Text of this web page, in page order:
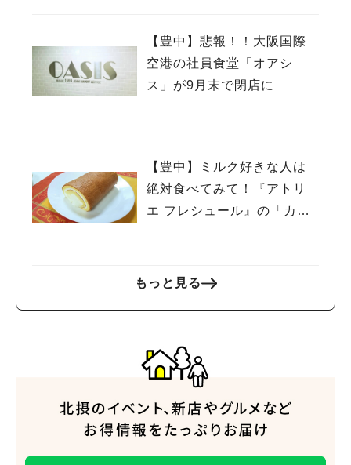
【豊中】悲報！！大阪国際
空港の社員食堂「オアシ
ス」が9月末で閉店に
【豊中】ミルク好きな人は
絶対食べてみて！『アトリ
エ フレシュール』の「カウ
もっと見る
人気のキーワード